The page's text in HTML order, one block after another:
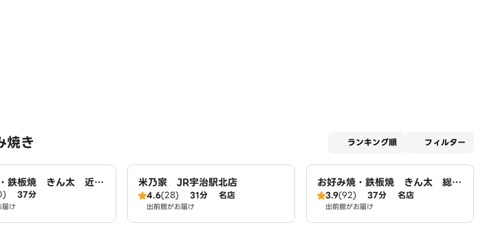
焼き ランキング順 フィルター
鉄板焼 きん太 近鉄
37分
届け
米乃家 JR宇治駅北店
4.6(28) 31分 名店
出前館がお届け
お好み焼・鉄板焼 きん太 総本
店3.9(92) 37分 名店
出前館がお届け